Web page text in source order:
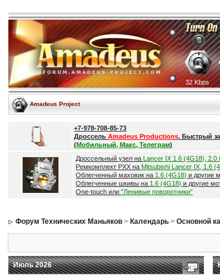
32 Kbps
Amadeus Project
+7-978-708-85-73
ДроссельAmadeus Productions. Быстрый
(Мобильный, Макс, Телеграм)
Дроссельный узел на Lancer IX 1.6 (4G18), 2.0
Ремкомплект РХХ на Mitsubishi Lancer IX, 1.6
Облегченный маховик на 1.6 (4G18) и другие
Облегченные шкивы на 1.6 (4G18) и другие
One-touch или"Ленивые поворотники"
Форум Технических Маньяков > Календарь >Основной
Июль 2026